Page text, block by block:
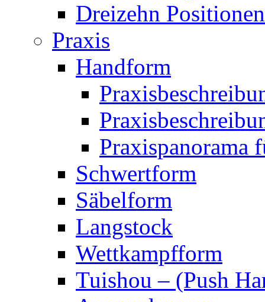
Dreizehn Positionen
Praxis
Handform
Praxispanorama
Schwertform
Säbelform
Langstock
Wettkampfform
Tuishou – (Push